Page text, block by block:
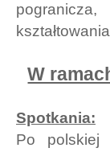
W
Spotkania:
Po polskiej